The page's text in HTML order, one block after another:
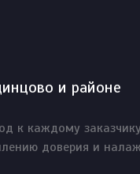
и районе
к каждому
доверия и